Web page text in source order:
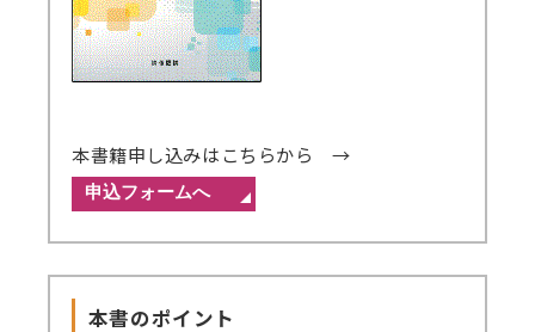
本書籍申し込みはこちらから →
本書のポイント